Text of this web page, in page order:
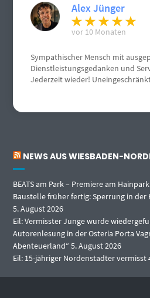
Alex Jünger
vor 10 Monaten
Sympathischer Mensch mit
Dienstleistungsgedanken und
Jederzeit wieder!
NEWS AUS WIESBADEN-
BEATS am Park – Premiere am Hainpark
Baustelle früher fertig: Sperrung in
5. August 2026
Eil: Vermisster Junge wurde
Autorenlesung in der Osteria Porta
Abenteuerland“ 5. August 2026
Eil: 15-jähriger Nordenstadter vermisst